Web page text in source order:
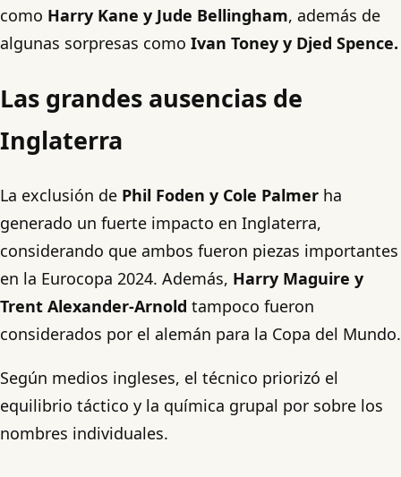
como Harry Kane y Jude Bellingham, además de
algunas sorpresas como Ivan Toney y Djed Spence.
Las grandes ausencias de
Inglaterra
La exclusión de Phil Foden y Cole Palmer ha
generado un fuerte impacto en Inglaterra,
considerando que ambos fueron piezas importantes
en la Eurocopa 2024. Además, Harry Maguire y
Trent Alexander-Arnold tampoco fueron
considerados por el alemán para la Copa del Mundo.
Según medios ingleses, el técnico priorizó el
equilibrio táctico y la química grupal por sobre los
nombres individuales.